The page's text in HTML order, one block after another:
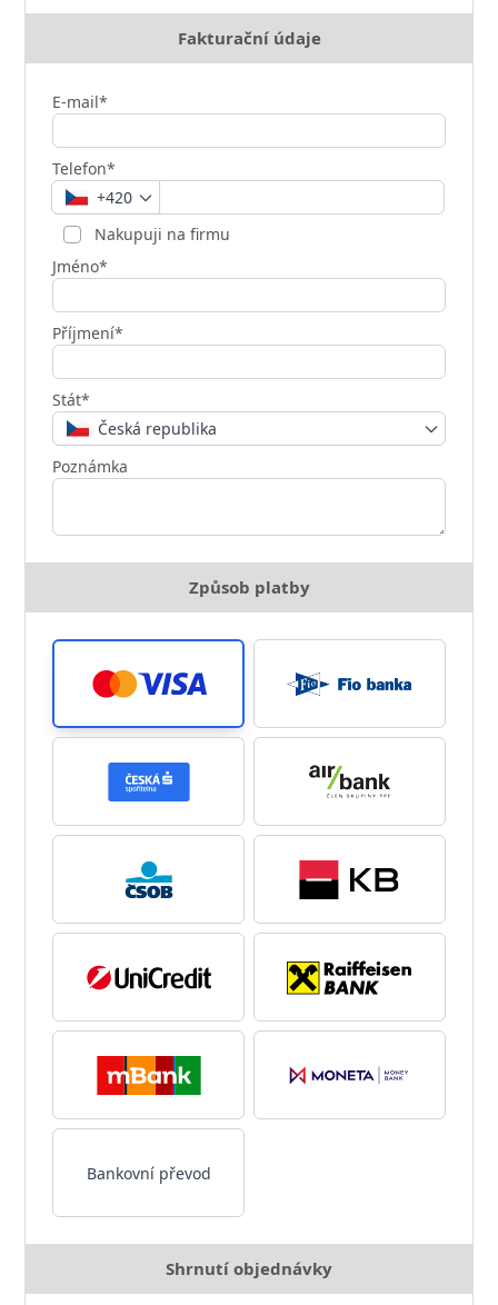
Fakturační údaje
E-mail*
Telefon*
+420
Nakupuji na firmu
Jméno*
Příjmení*
Stát*
Česká republika
Poznámka
Způsob platby
Bankovní převod
Shrnutí objednávky